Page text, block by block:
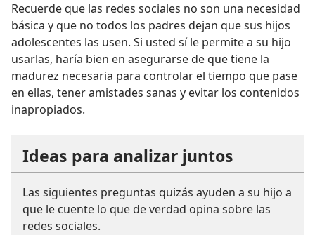
Recuerde que las redes sociales no son una necesidad
básica y que no todos los padres dejan que sus hijos
adolescentes las usen. Si usted sí le permite a su hijo
usarlas, haría bien en asegurarse de que tiene la
madurez necesaria para controlar el tiempo que pase
en ellas, tener amistades sanas y evitar los contenidos
inapropiados.
Ideas para analizar juntos
Las siguientes preguntas quizás ayuden a su hijo a
que le cuente lo que de verdad opina sobre las
redes sociales.